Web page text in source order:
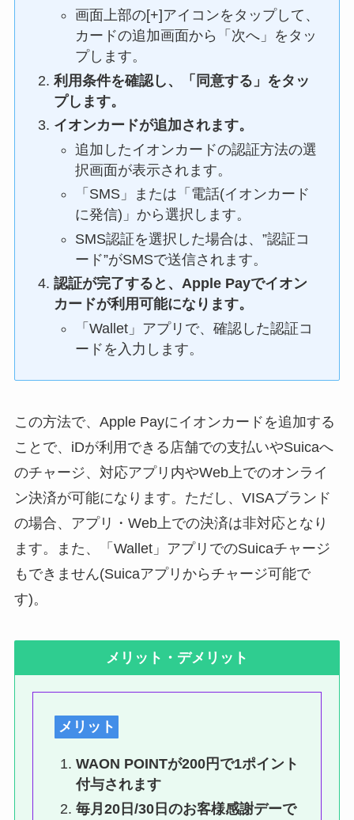
画面上部の[+]アイコンをタップして、
カードの追加画面から「次へ」をタッ
プします。
利用条件を確認し、「同意する」をタッ
プします。
イオンカードが追加されます。
追加したイオンカードの認証方法の選
択画面が表示されます。
「SMS」または「電話(イオンカード
に発信)」から選択します。
SMS認証を選択した場合は、”認証コ
ード”がSMSで送信されます。
認証が完了すると、Apple Payでイオン
カードが利用可能になります。
「Wallet」アプリで、確認した認証コ
ードを入力します。
この方法で、Apple Payにイオンカードを追加する
ことで、iDが利用できる店舗での支払いやSuicaへ
のチャージ、対応アプリ内やWeb上でのオンライ
ン決済が可能になります。ただし、VISAブランド
の場合、アプリ・Web上での決済は非対応となり
ます。また、「Wallet」アプリでのSuicaチャージ
もできません(Suicaアプリからチャージ可能で
す)。
メリット・デメリット
メリット
WAON POINTが200円で1ポイント
付与されます
毎月20日/30日のお客様感謝デーで